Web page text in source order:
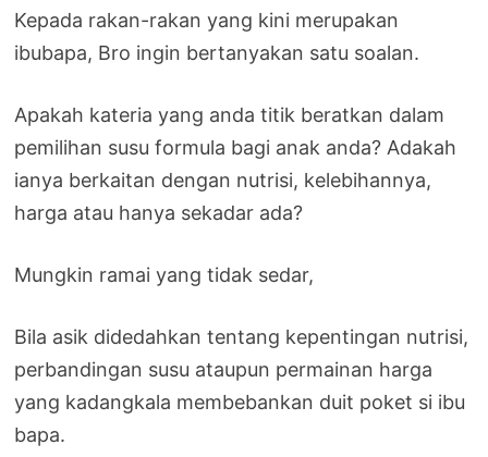
Kepada rakan-rakan yang kini merupakan
ibubapa, Bro ingin bertanyakan satu soalan.
Apakah kateria yang anda titik beratkan dalam
pemilihan susu formula bagi anak anda? Adakah
ianya berkaitan dengan nutrisi, kelebihannya,
harga atau hanya sekadar ada?
Mungkin ramai yang tidak sedar,
Bila asik didedahkan tentang kepentingan nutrisi,
perbandingan susu ataupun permainan harga
yang kadangkala membebankan duit poket si ibu
bapa.